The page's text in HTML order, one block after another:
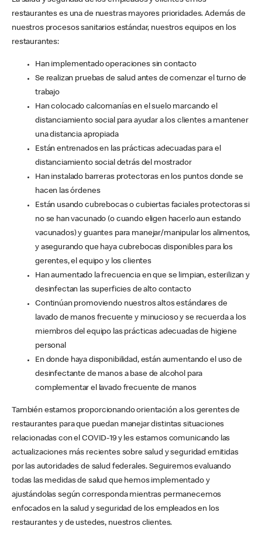
restaurantes es una de nuestras mayores prioridades. Además de
nuestros procesos sanitarios estándar, nuestros equipos en los
restaurantes:
Han implementado operaciones sin contacto
Se realizan pruebas de salud antes de comenzar el turno de
trabajo
Han colocado calcomanías en el suelo marcando el
distanciamiento social para ayudar a los clientes a mantener
una distancia apropiada
Están entrenados en las prácticas adecuadas para el
distanciamiento social detrás del mostrador
Han instalado barreras protectoras en los puntos donde se
hacen las órdenes
Están usando cubrebocas o cubiertas faciales protectoras si
no se han vacunado (o cuando eligen hacerlo aun estando
vacunados) y guantes para manejar/manipular los alimentos,
y asegurando que haya cubrebocas disponibles para los
gerentes, el equipo y los clientes
Han aumentado la frecuencia en que se limpian, esterilizan y
desinfectan las superficies de alto contacto
Continúan promoviendo nuestros altos estándares de
lavado de manos frecuente y minucioso y se recuerda a los
miembros del equipo las prácticas adecuadas de higiene
personal
En donde haya disponibilidad, están aumentando el uso de
desinfectante de manos a base de alcohol para
complementar el lavado frecuente de manos
También estamos proporcionando orientación a los gerentes de
restaurantes para que puedan manejar distintas situaciones
relacionadas con el COVID-19 y les estamos comunicando las
actualizaciones más recientes sobre salud y seguridad emitidas
por las autoridades de salud federales. Seguiremos evaluando
todas las medidas de salud que hemos implementado y
ajustándolas según corresponda mientras permanecemos
enfocados en la salud y seguridad de los empleados en los
restaurantes y de ustedes, nuestros clientes.